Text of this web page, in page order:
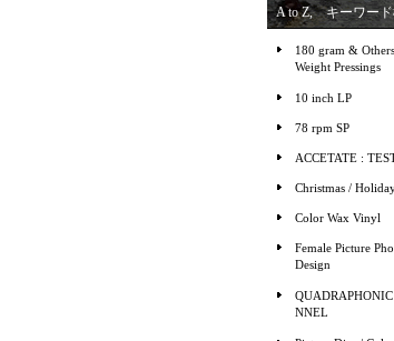
A to Z, キーワード
180 gram &
Weight Pressings
10 inch LP
78 rpm SP
ACCETATE :
Christmas /
Color Wax Vinyl
Female Picture
Design
NNEL